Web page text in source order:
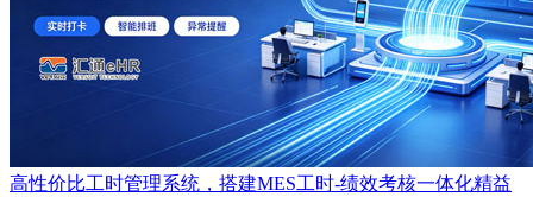
高性价比工时管理系统，搭建MES工时-绩效考核一体化精益